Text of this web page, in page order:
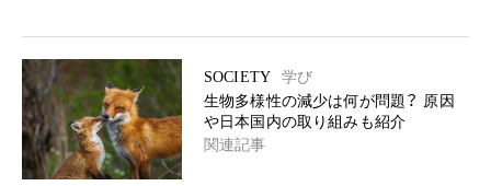
SOCIETY
学び
生物多様性の減少は何が問題？ 原因
や日本国内の取り組みも紹介
関連記事